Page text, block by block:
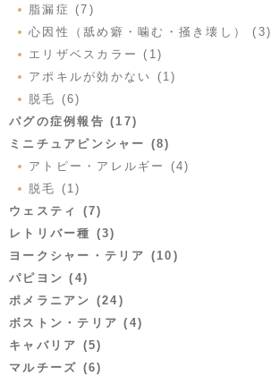
脂漏症 (7)
心因性（舐め癖・噛む・掻き壊し） (3)
エリザベスカラー (1)
アポキルが効かない (1)
脱毛 (6)
パグの症例報告 (17)
ミニチュアピンシャー (8)
アトピー・アレルギー (4)
脱毛 (1)
ウェスティ (7)
レトリバー種 (3)
ヨークシャー・テリア (10)
パピヨン (4)
ポメラニアン (24)
ボストン・テリア (4)
キャバリア (5)
マルチーズ (6)